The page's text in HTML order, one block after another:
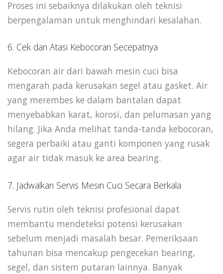
Proses ini sebaiknya dilakukan oleh teknisi
berpengalaman untuk menghindari kesalahan.
6. Cek dan Atasi Kebocoran Secepatnya
Kebocoran air dari bawah mesin cuci bisa
mengarah pada kerusakan segel atau gasket. Air
yang merembes ke dalam bantalan dapat
menyebabkan karat, korosi, dan pelumasan yang
hilang. Jika Anda melihat tanda-tanda kebocoran,
segera perbaiki atau ganti komponen yang rusak
agar air tidak masuk ke area bearing.
7. Jadwalkan Servis Mesin Cuci Secara Berkala
Servis rutin oleh teknisi profesional dapat
membantu mendeteksi potensi kerusakan
sebelum menjadi masalah besar. Pemeriksaan
tahunan bisa mencakup pengecekan bearing,
segel, dan sistem putaran lainnya. Banyak